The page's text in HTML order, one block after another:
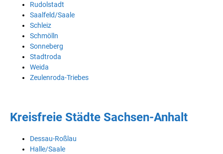
Rudolstadt
Saalfeld/Saale
Schleiz
Schmölln
Sonneberg
Stadtroda
Weida
Zeulenroda-Triebes
Kreisfreie Städte Sachsen-Anhalt
Dessau-Roßlau
Halle/Saale